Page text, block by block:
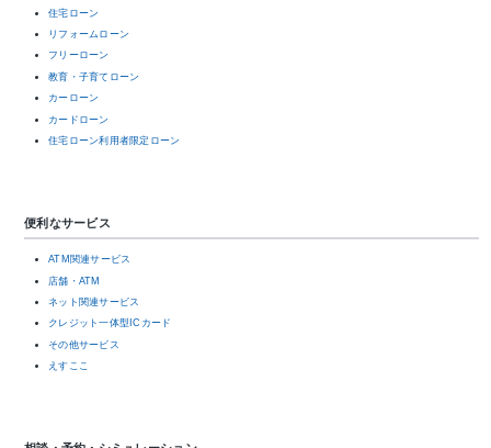
住宅ローン
リフォームローン
フリーローン
教育・子育てローン
カーローン
カードローン
住宅ローン利用者限定ローン
便利なサービス
ATM関連サービス
店舗・ATM
ネット関連サービス
クレジット一体型ICカード
その他サービス
えすここ